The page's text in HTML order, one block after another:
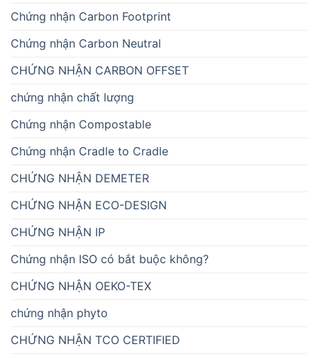
Chứng nhận Carbon Footprint
Chứng nhận Carbon Neutral
CHỨNG NHẬN CARBON OFFSET
chứng nhận chất lượng
Chứng nhận Compostable
Chứng nhận Cradle to Cradle
CHỨNG NHẬN DEMETER
CHỨNG NHẬN ECO-DESIGN
CHỨNG NHẬN IP
Chứng nhận ISO có bắt buộc không?
CHỨNG NHẬN OEKO-TEX
chứng nhận phyto
CHỨNG NHẬN TCO CERTIFIED